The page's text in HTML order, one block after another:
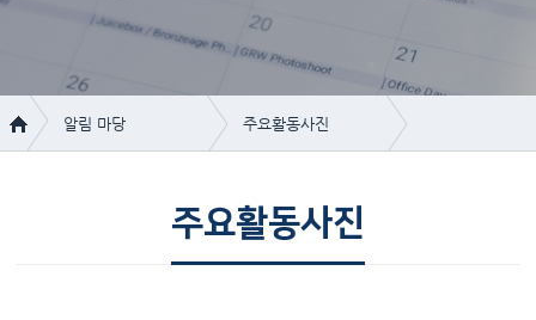
알림 마당 주요활동사진
언론보도
주요활동사진